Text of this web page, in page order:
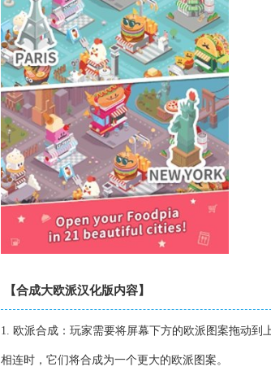
【合成大欧派汉化版内容】
1. 欧派合成：玩家需要将屏幕下方的欧派图案拖动
相连时，它们将合成为一个更大的欧派图案。